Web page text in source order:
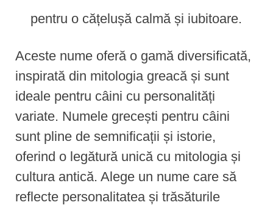
pentru o cățelușă calmă și iubitoare.
Aceste nume oferă o gamă diversificată,
inspirată din mitologia greacă și sunt
ideale pentru câini cu personalități
variate. Numele grecești pentru câini
sunt pline de semnificații și istorie,
oferind o legătură unică cu mitologia și
cultura antică. Alege un nume care să
reflecte personalitatea și trăsăturile